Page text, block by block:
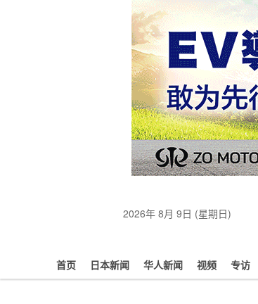
2026年 8月 9日 (星期日)
首页 日本新闻 华人新闻 视频 专访